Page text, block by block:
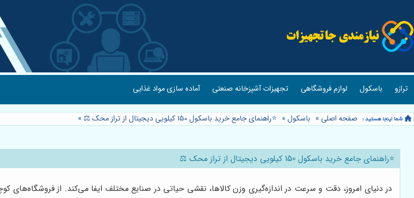
ترازو باسکول لوازم فروشگاهی تجهیزات آشپزخانه صنعتی آماده سازی مواد غذایی
صفحه اصلی » باسکول» ⭐️راهنمای جامع خرید باسکول 150 کیلویی دیجیتال از تراز محک ⚖️ »
⭐️راهنمای جامع خرید باسکول 150 کیلویی دیجیتال از تراز محک ⚖️
در دنیای امروز، دقت و سرعت در اندازه‌گیری وزن کالاها، نقشی حیاتی در صنایع مختلف ایفا می‌کند. از فروشگاه‌های